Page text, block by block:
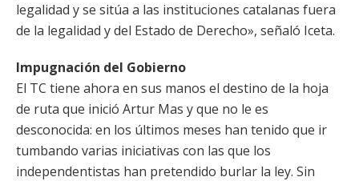
legalidad y se sitúa a las instituciones catalanas fuera
de la legalidad y del Estado de Derecho», señaló Iceta.
Impugnación del Gobierno
El TC tiene ahora en sus manos el destino de la hoja
de ruta que inició Artur Mas y que no le es
desconocida: en los últimos meses han tenido que ir
tumbando varias iniciativas con las que los
independentistas han pretendido burlar la ley. Sin